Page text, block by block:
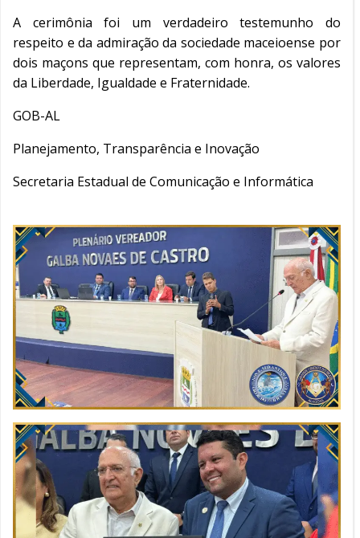
A cerimônia foi um verdadeiro testemunho do
respeito e da admiração da sociedade maceioense por
dois maçons que representam, com honra, os valores
da Liberdade, Igualdade e Fraternidade.
GOB-AL
Planejamento, Transparência e Inovação
Secretaria Estadual de Comunicação e Informática